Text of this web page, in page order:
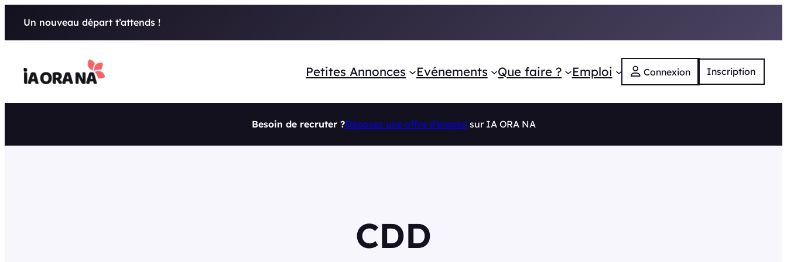
Un nouveau départ t’attends !
Petites Annonces Evénements Que faire ? Emploi Connexion Inscription
Besoin de recruter ?Déposez une offre d’emploisur IA ORA NA
CDD